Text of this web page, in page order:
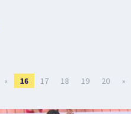
« 16 17 18 19 20 »